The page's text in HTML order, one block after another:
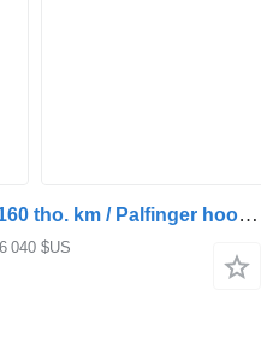
MAN TGS 26.360 6x4 BB / 160 tho. km / Palfinger hooklift
040 $US